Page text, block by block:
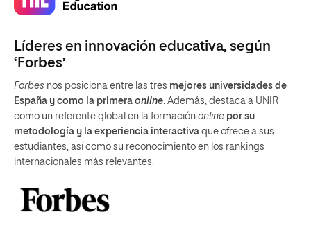
Líderes en innovación educativa, según
‘Forbes’
Forbes nos posiciona entre las tres mejores universidades de
España y como la primera online. Además, destaca a UNIR
como un referente global en la formación online por su
metodología y la experiencia interactiva que ofrece a sus
estudiantes, así como su reconocimiento en los rankings
internacionales más relevantes.